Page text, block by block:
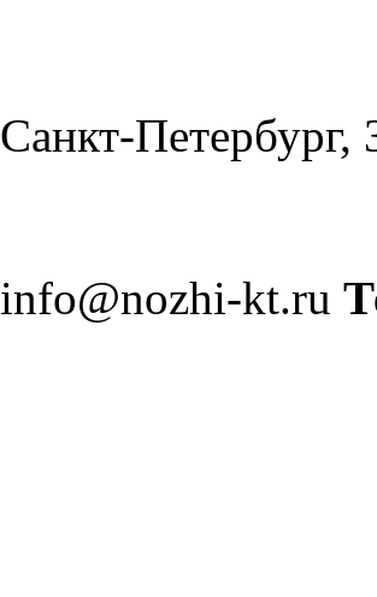
Санкт-
info@nozhi-kt.ru